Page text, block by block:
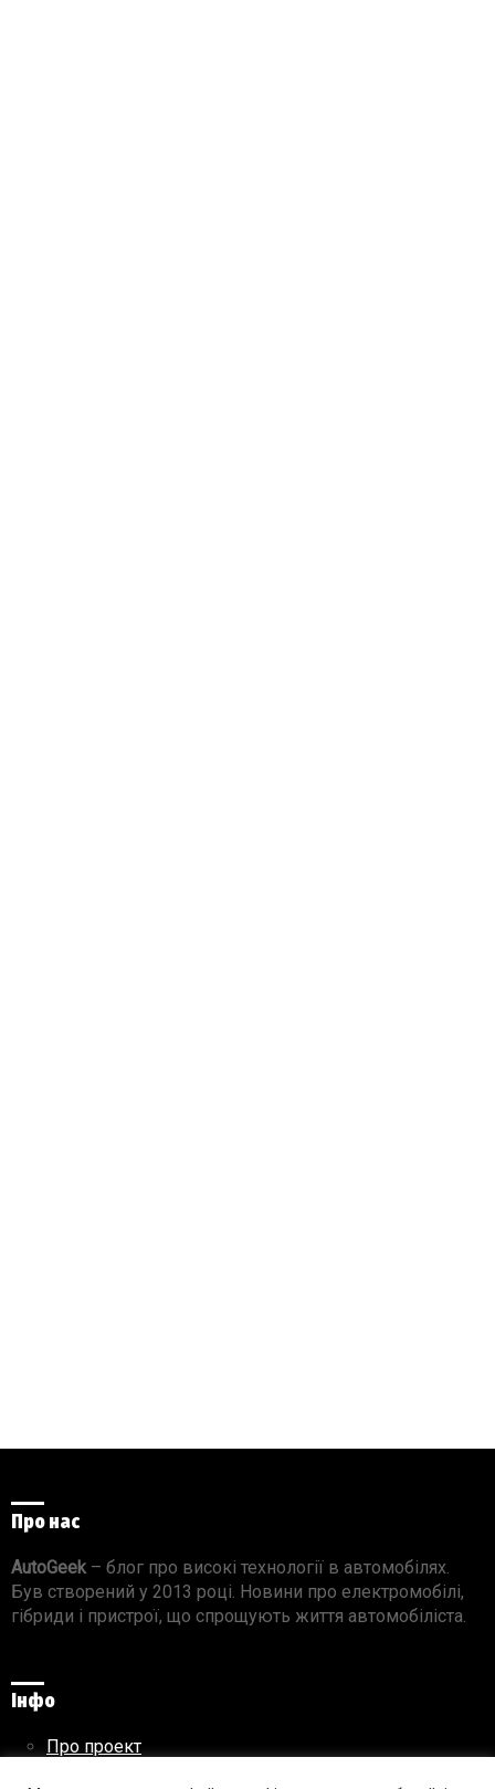
Про нас
AutoGeek – блог про високі технології в автомобілях.
Був створений у 2013 році. Новини про електромобілі,
гібриди і пристрої, що спрощують життя автомобіліста.
Інфо
Про проект